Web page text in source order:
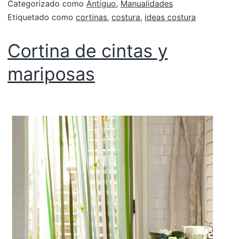
Categorizado como Antiguo, Manualidades
Etiquetado como cortinas, costura, ideas costura
Cortina de cintas y
mariposas